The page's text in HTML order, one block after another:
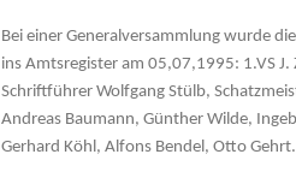
Bei einer Generalversammlung wurde
ins Amtsregister am 05,07,1995: 1.VS J.
Schriftführer Wolfgang Stülb,
Andreas Baumann, Günther Wilde,
Gerhard Köhl, Alfons Bendel, Otto Gehrt.